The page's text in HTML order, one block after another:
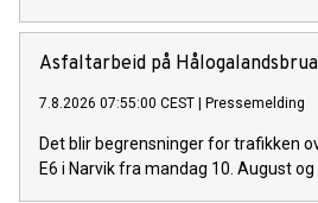
Asfaltarbeid på
7.8.2026 07:55:00 CEST | Pressemelding
Det blir begrensninger for trafikken
E6 i Narvik fra mandag 10. August